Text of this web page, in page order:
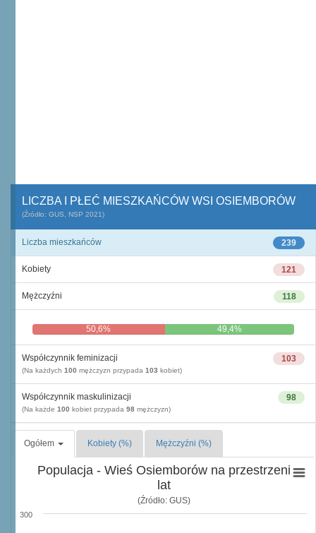
LICZBA I PŁEĆ MIESZKAŃCÓW WSI OSIEMBORÓW
(Źródło: GUS, NSP 2021)
239
Liczba mieszkańców
121
Kobiety
118
Mężczyźni
50,6% 49,4%
103
Współczynnik feminizacji
(Na każdych 100 mężczyzn przypada 103 kobiet)
98
Współczynnik maskulinizacji
(Na każde 100 kobiet przypada 98 mężczyzn)
Ogółem Kobiety (%) Mężczyźni (%)
Populacja - Wieś Osiemborów na przestrzeni
lat
(Źródło: GUS)
300